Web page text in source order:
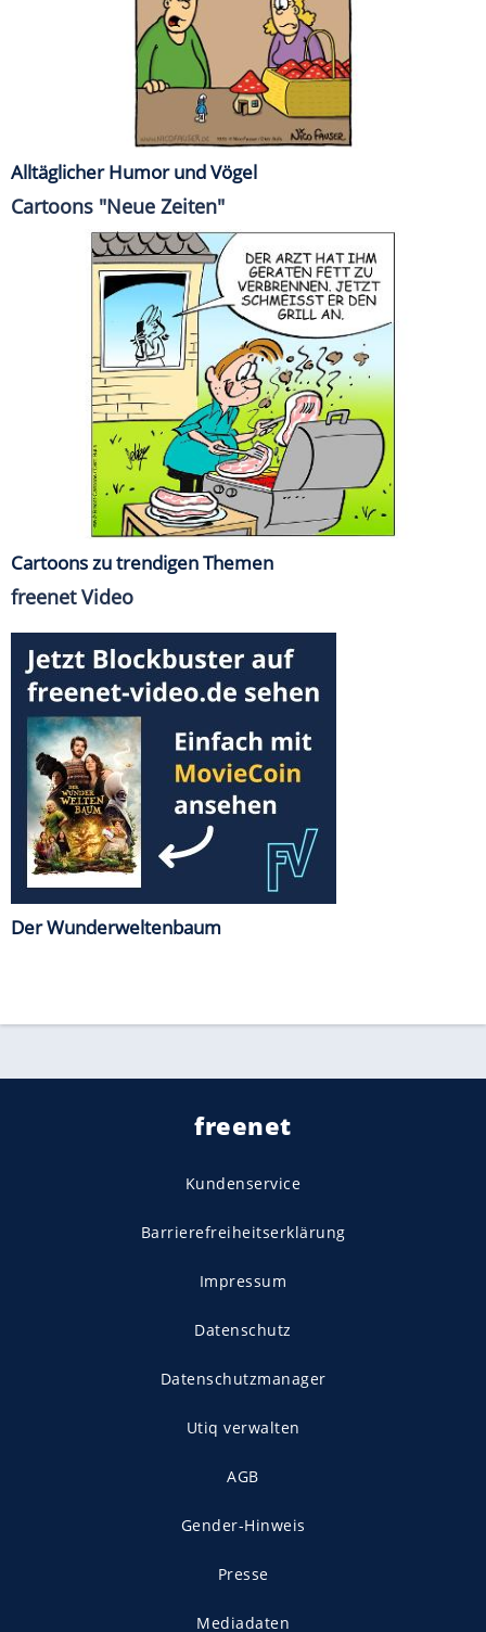
Alltäglicher Humor und Vögel
Cartoons "Neue Zeiten"
Cartoons zu trendigen Themen
freenet Video
Der Wunderweltenbaum
freenet
Kundenservice
Barrierefreiheitserklärung
Impressum
Datenschutz
Datenschutzmanager
Utiq verwalten
AGB
Gender-Hinweis
Presse
Mediadaten